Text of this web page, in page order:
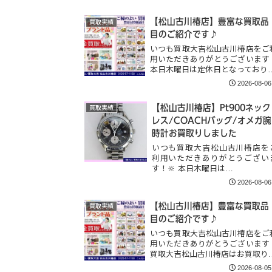
買取実績
【松山古川椿店】豊富な買取品
目のご紹介です♪
いつも買取大吉松山古川椿店をご
用いただきありがとうございます
本日木曜日は定休日となっており
2026-08-06
買取実績
【松山古川椿店】Pt900ネック
レス/COACHバッグ/オメガ腕
時計お買取りしました
いつも買取大吉松山古川椿店を
利用いただきありがとうござい
す！🔆 本日木曜日は…
2026-08-06
買取実績
【松山古川椿店】豊富な買取品
目のご紹介です♪
いつも買取大吉松山古川椿店をご
用いただきありがとうございます
買取大吉松山古川椿店はお買取り…
2026-08-05